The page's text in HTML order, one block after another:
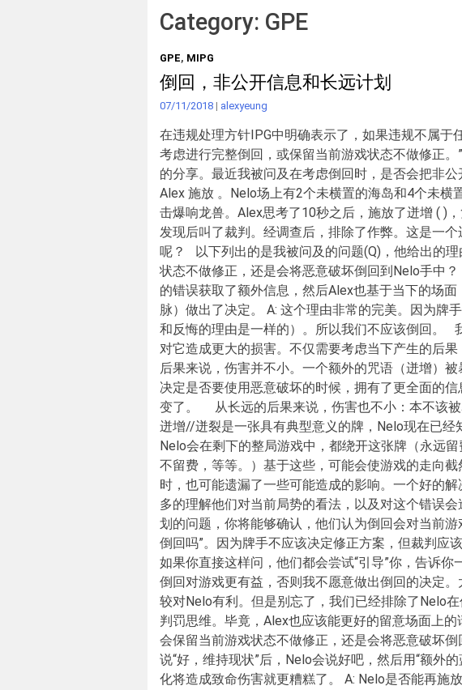
Category: GPE
GPE, MIPG
倒回，非公开信息和长远计划
07/11/2018 | alexyeung
在违规处理方针IPG中明确表示了，如果违规不属于
考虑进行完整倒回，或保留当前游戏状态不做修正
的分享。最近我被问及在考虑倒回时，是否会把非
Alex 施放 。Nelo场上有2个未横置的海岛和4个未横
击爆响龙兽。Alex思考了10秒之后，施放了迸增 ( )
发现后叫了裁判。经调查后，排除了作弊。这是一
呢？ 以下列出的是我被问及的问题(Q)，他给出的
状态不做修正，还是会将恶意破坏倒回到Nelo手中
的错误获取了额外信息，然后Alex也基于当下的场
脉）做出了决定。 A: 这个理由非常的完美。因为牌
和反悔的理由是一样的）。所以我们不应该倒回。
对它造成更大的损害。不仅需要考虑当下产生的后
后果来说，伤害并不小。一个额外的咒语（迸增）
决定是否要使用恶意破坏的时候，拥有了更全面的
变了。 从长远的后果来说，伤害也不小：本不该被
迸增//迸裂是一张具有典型意义的牌，Nelo现在已经
Nelo会在剩下的整局游戏中，都绕开这张牌（永远
不留费，等等。）基于这些，可能会使游戏的走向
时，也可能遗漏了一些可能造成的影响。一个好的
多的理解他们对当前局势的看法，以及对这个错误
划的问题，你将能够确认，他们认为倒回会对当前
倒回吗”。因为牌手不应该决定修正方案，但裁判应
如果你直接这样问，他们都会尝试“引导”你，告诉
倒回对游戏更有益，否则我不愿意做出倒回的决定
较对Nelo有利。但是别忘了，我们已经排除了Nelo
判罚思维。毕竟，Alex也应该能更好的留意场面上
会保留当前游戏状态不做修正，还是会将恶意破坏
说“好，维持现状”后，Nelo会说好吧，然后用“额外
化将造成致命伤害就更糟糕了。 A: Nelo是否能再施